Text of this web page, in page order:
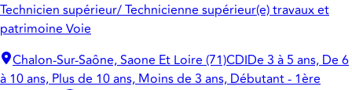
Technicien supérieur/ Technicienne supérieur(e) travaux et
patrimoine Voie
Chalon-Sur-Saône, Saone Et Loire (71)CDIDe 3 à 5 ans, De 6
à 10 ans, Plus de 10 ans, Moins de 3 ans, Débutant - 1ère